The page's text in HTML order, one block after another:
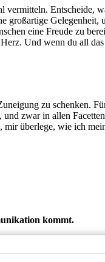
Entscheide,
großartige
eine Freude zu
Und wenn du all
zu schenken.
zwar in allen
überlege, wie ich
kommt.